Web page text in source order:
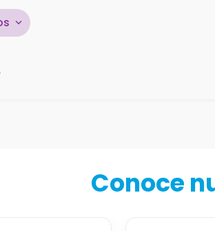
Conoce